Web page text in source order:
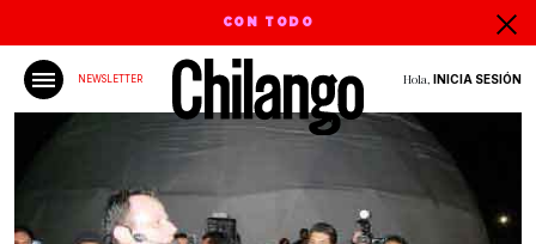
CON TODO
NEWSLETTER Hola, INICIA SESIÓN